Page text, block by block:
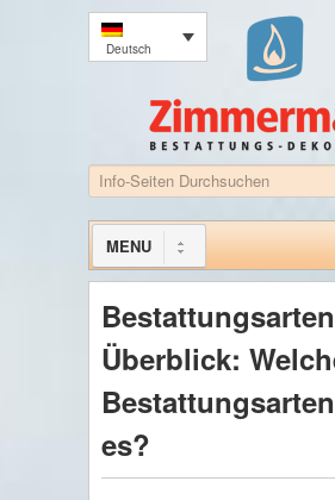
Deutsch
MENU
Überblick:
es?